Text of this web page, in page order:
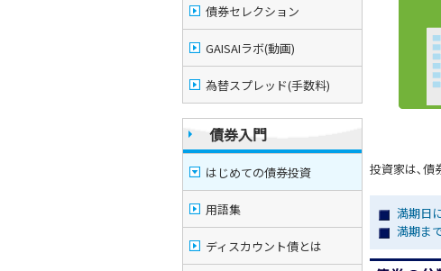
投資家は､債
満期日
満期ま
債券セレクション
GAISAIラボ(動画)
為替スプレッド(手数料)
債券入門
はじめての債券投資
用語集
ディスカウント債とは